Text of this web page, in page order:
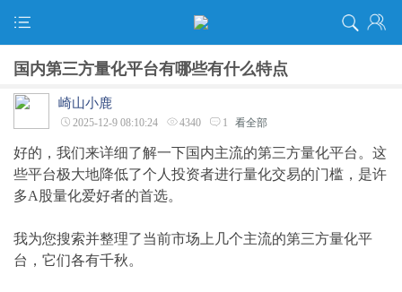
国内第三方量化平台有哪些有什么特点
崎山小鹿
2025-12-9 08:10:24 4340 1 看全部
好的，我们来详细了解一下国内主流的第三方量化平台。这
些平台极大地降低了个人投资者进行量化交易的门槛，是许
多A股量化爱好者的首选。
我为您搜索并整理了当前市场上几个主流的第三方量化平
台，它们各有千秋。